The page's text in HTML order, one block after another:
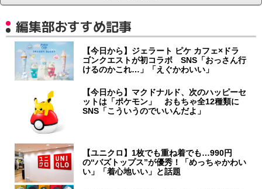
編集部おすすめ記事
【今日から】ジェラート ピケ カフェ×ドラ
ゴンクエストが初コラボ SNS「おっさん行
けるのかこれ…」「えぐかわいい」
【今日から】マクドナルド、次のハッピーセ
ットは「ポケモン」 おもちゃ全12種類に
SNS「こういうのでいいんだよ」
【ユニクロ】1枚でも重ね着でも…990円
の“バズトップス”が優秀！「めっちゃかわい
い」「着心地いい」と話題